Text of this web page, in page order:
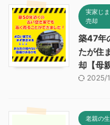
実家じ
売却
築47年
たが住
却【母
2025/
老親の